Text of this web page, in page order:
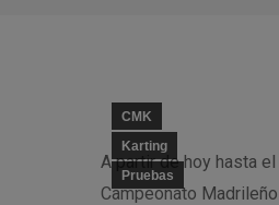
CMK
Karting
Pruebas
A partir de hoy hasta
Campeonato